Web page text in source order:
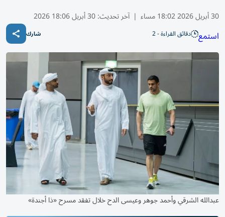
30 أبريل 2026 18:02 مساء | آخر تحديث:30 أبريل 18:06 2026
استمع دقائق القراءة - 2 شارك
عبدالله الشرقي وأحمد جوهر وعيسى الدح خلال تفقد مسرح «ذا أجندة»